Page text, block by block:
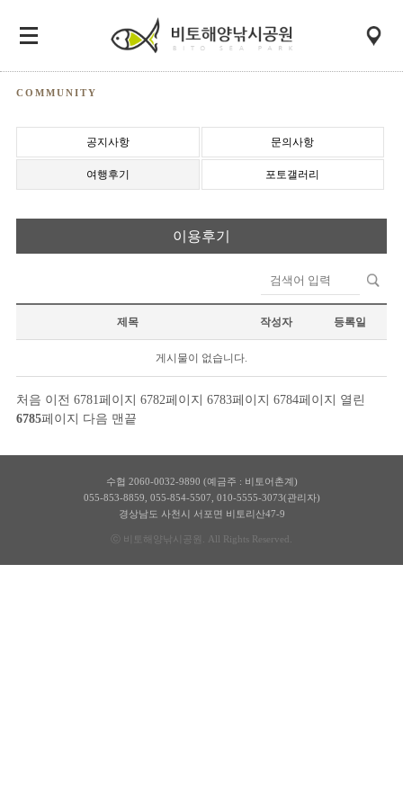
COMMUNITY
공지사항 문의사항
여행후기 포토갤러리
이용후기
제목 작성자 등록일
게시물이 없습니다.
처음 이전 6781페이지 6782페이지 6783페이지 6784페이지
열린
6785페이지 다음 맨끝
수협 2060-0032-9890 (예금주 : 비토어촌계)
055-853-8859 055-854-5507 010-5555-3073(관리자)
경상남도 사천시 서포면 비토리산47-9
ⓒ 비토해양낚시공원. All Rights Reserved.